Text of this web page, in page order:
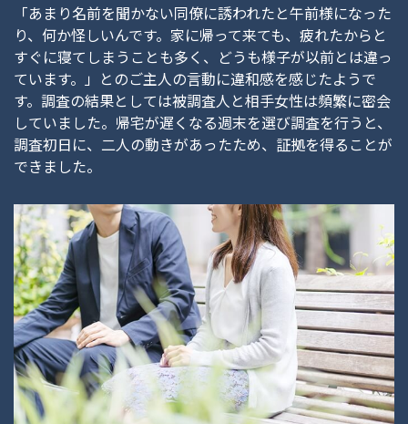
「あまり名前を聞かない同僚に誘われたと午前様になった
り、何か怪しいんです。家に帰って来ても、疲れたからと
すぐに寝てしまうことも多く、どうも様子が以前とは違っ
ています。」とのご主人の言動に違和感を感じたようで
す。調査の結果としては被調査人と相手女性は頻繁に密会
していました。帰宅が遅くなる週末を選び調査を行うと、
調査初日に、二人の動きがあったため、証拠を得ることが
できました。